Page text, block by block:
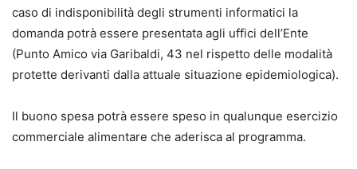
caso di indisponibilità degli strumenti informatici la
domanda potrà essere presentata agli uffici dell’Ente
(Punto Amico via Garibaldi, 43 nel rispetto delle modalità
protette derivanti dalla attuale situazione epidemiologica).
Il buono spesa potrà essere speso in qualunque esercizio
commerciale alimentare che aderisca al programma.